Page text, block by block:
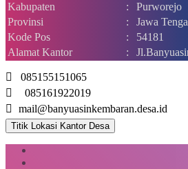
Kabupaten
:
Purworejo
Provinsi
:
Jawa
Kode Pos
:
54181
Alamat Kantor
:
085155151065
085161922019
mail@banyuasinkembaran.desa.id
Titik Lokasi Kantor Desa